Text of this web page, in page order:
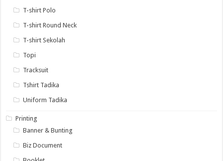
T-shirt Polo
T-shirt Round Neck
T-shirt Sekolah
Topi
Tracksuit
Tshirt Tadika
Uniform Tadika
Printing
Banner & Bunting
Biz Document